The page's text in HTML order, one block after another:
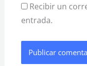
Recibir un
entrada.